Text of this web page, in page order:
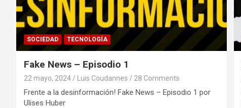
SOCIEDAD TECNOLOGÍA
Fake News – Episodio 1
22 mayo, 2024 Luis Coudannes 28 Comments
Frente a la desinformación! Fake News – Episodio 1 por
Ulises Huber